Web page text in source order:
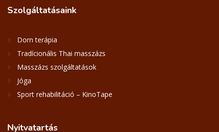
Szolgáltatásaink
Dorn terápia
Tradícionális Thai masszázs
Masszázs szolgáltatások
Jóga
Sport rehabilitáció – KinoTape
Nyitvatartás